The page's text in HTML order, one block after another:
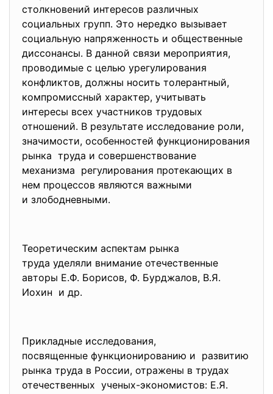
столкновений интересов различных
социальных групп. Это нередко вызывает
социальную напряженность и общественные
диссонансы. В данной связи мероприятия,
проводимые с целью урегулирования
конфликтов, должны носить толерантный,
компромиссный характер, учитывать
интересы всех участников трудовых
отношений. В результате исследование роли,
значимости, особенностей функционирования
рынка труда и совершенствование
механизма регулирования протекающих в
нем процессов являются важными
и злободневными.
Теоретическим аспектам рынка
труда уделяли внимание отечественные
авторы Е.Ф. Борисов, Ф. Бурджалов, В.Я.
Иохин и др.
Прикладные исследования,
посвященные функционированию и развитию
рынка труда в России, отражены в трудах
отечественных ученых-экономистов: Е.Я.